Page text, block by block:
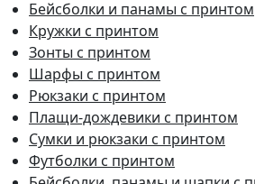
Бейсболки и панамы с принтом
Кружки с принтом
Зонты с принтом
Шарфы с принтом
Рюкзаки с принтом
Плащи-дождевики с принтом
Сумки и рюкзаки с принтом
Футболки с принтом